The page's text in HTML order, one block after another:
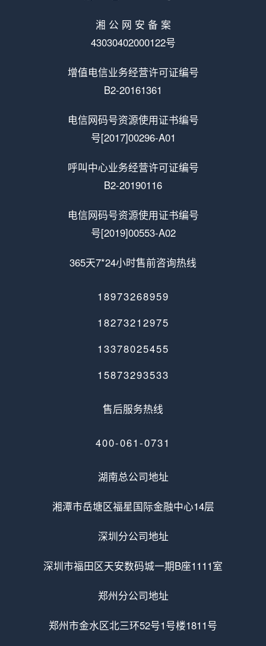
湘 公 网 安 备 案
43030402000122号
增值电信业务经营许可证编号
B2-20161361
电信网码号资源使用证书编号
号[2017]00296-A01
呼叫中心业务经营许可证编号
B2-20190116
电信网码号资源使用证书编号
号[2019]00553-A02
365天7*24小时售前咨询热线
18973268959
18273212975
13378025455
15873293533
售后服务热线
400-061-0731
湖南总公司地址
湘潭市岳塘区福星国际金融中心14层
深圳分公司地址
深圳市福田区天安数码城一期B座1111室
郑州分公司地址
郑州市金水区北三环52号1号楼1811号